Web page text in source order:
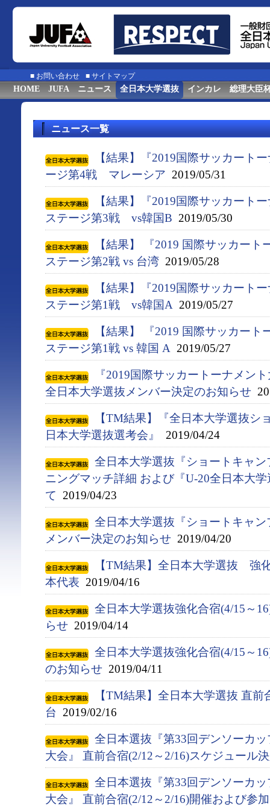
■ お問い合わせ ■ サイトマップ
HOME JUFA ニュース 全日本大学選抜 インカレ 総理大臣
ニュース一覧
【結果】『2019国際サッカート
ージ第4戦 マレーシア 2019/05/31
【結果】『2019国際サッカート
ステージ第3戦 vs韓国B 2019/05/30
【結果】 『2019 国際サッカー
ステージ第2戦 vs 台湾 2019/05/28
【結果】『2019国際サッカート
ステージ第1戦 vs韓国A 2019/05/27
【結果】 『2019 国際サッカー
ステージ第1戦 vs 韓国 A 2019/05/27
『2019国際サッカートーナメン
全日本大学選抜メンバー決定のお知らせ
【TM結果】『全日本大学選抜シ
日本大学選抜選考会』
2019/04/24
全日本大学選抜『ショートキャ
ニングマッチ詳細 および『U-20全日本大
て 2019/04/23
全日本大学選抜『ショートキャ
メンバー決定のお知らせ 2019/04/20
【TM結果】全日本大学選抜 強
本代表 2019/04/16
全日本大学選抜強化合宿(4/15～
らせ 2019/04/14
全日本大学選抜強化合宿(4/15～
のお知らせ 2019/04/11
【TM結果】全日本大学選抜 直
台 2019/02/16
全日本選抜『第33回デンソーカ
大会』 直前合宿(2/12～2/16)スケジュール
全日本選抜『第33回デンソーカ
大会』 直前合宿(2/12～2/16)開催および参